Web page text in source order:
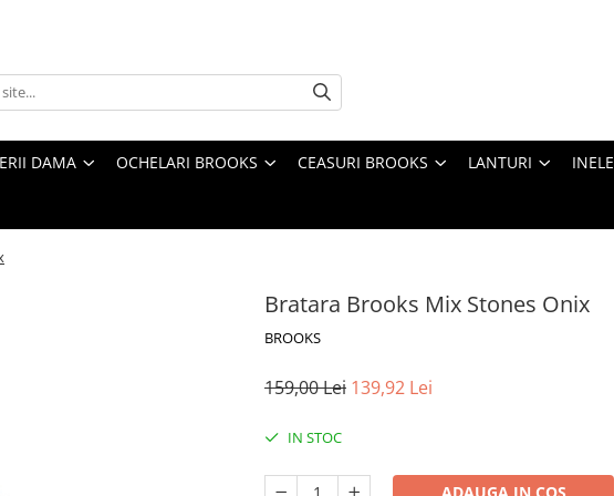
DAMA OCHELARI BROOKS CEASURI BROOKS LANTURI INELE
Bratara Brooks Mix Stones Onix
BROOKS
159,00 Lei 139,92 Lei
IN STOC
ADAUGA IN COS